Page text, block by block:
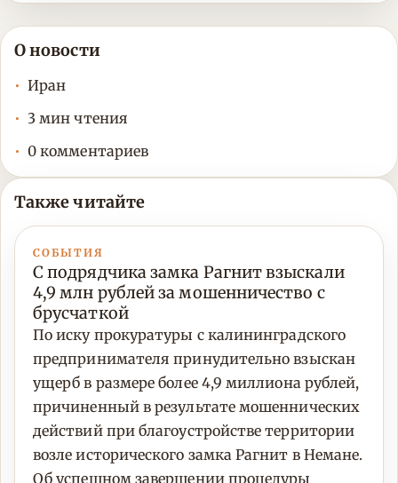
О новости
Иран
3 мин чтения
0 комментариев
Также читайте
СОБЫТИЯ
С подрядчика замка Рагнит взыскали
4,9 млн рублей за мошенничество с
брусчаткой
По иску прокуратуры с калининградского
предпринимателя принудительно взыскан
ущерб в размере более 4,9 миллиона рублей,
причиненный в результате мошеннических
действий при благоустройстве территории
возле исторического замка Рагнит в Немане.
Об успешном завершении процедуры